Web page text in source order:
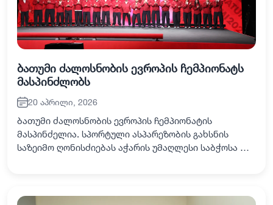
ბათუმი ძალოსნობის ევროპის ჩემპიონატს
მასპინძლობს
20 აპრილი, 2026
ბათუმი ძალოსნობის ევროპის ჩემპიონატის
მასპინძელია. სპორტული ასპარეზობის გახსნის
საზეიმო ღონისძიებას აჭარის უმაღლესი საბჭოსა და